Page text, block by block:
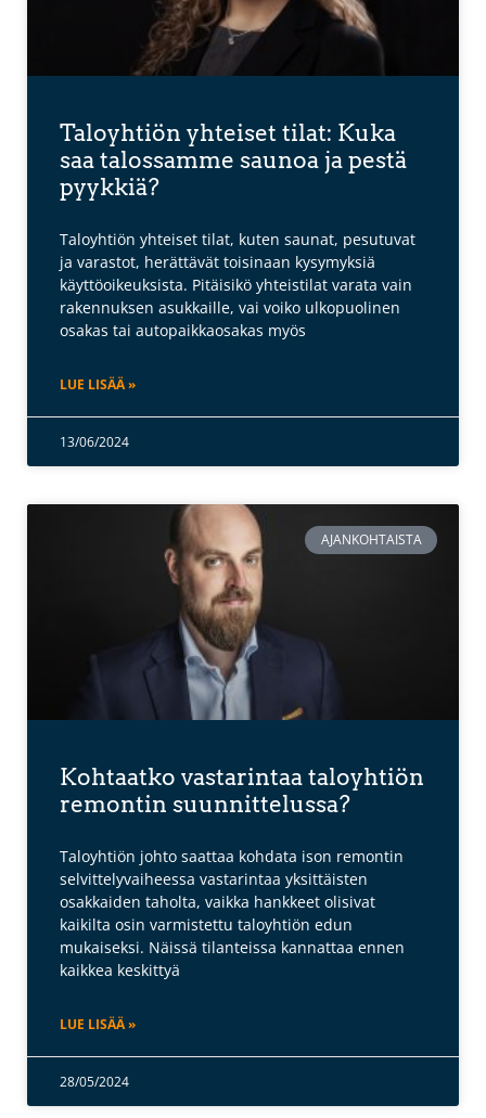
Taloyhtiön yhteiset tilat: Kuka
saa talossamme saunoa ja pestä
pyykkiä?
Taloyhtiön yhteiset tilat, kuten saunat, pesutuvat
ja varastot, herättävät toisinaan kysymyksiä
käyttöoikeuksista. Pitäisikö yhteistilat varata vain
rakennuksen asukkaille, vai voiko ulkopuolinen
osakas tai autopaikkaosakas myös
LUE LISÄÄ »
13/06/2024
AJANKOHTAISTA
Kohtaatko vastarintaa taloyhtiön
remontin suunnittelussa?
Taloyhtiön johto saattaa kohdata ison remontin
selvittelyvaiheessa vastarintaa yksittäisten
osakkaiden taholta, vaikka hankkeet olisivat
kaikilta osin varmistettu taloyhtiön edun
mukaiseksi. Näissä tilanteissa kannattaa ennen
kaikkea keskittyä
LUE LISÄÄ »
28/05/2024